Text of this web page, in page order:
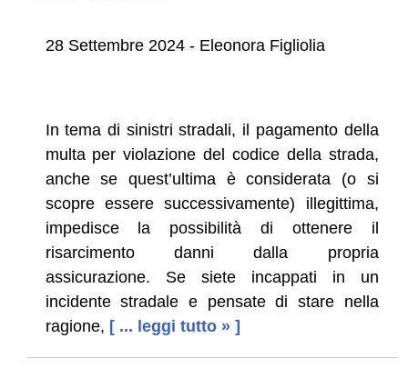
28 Settembre 2024 - Eleonora Figliolia
In tema di sinistri stradali, il pagamento della
multa per violazione del codice della strada,
anche se quest’ultima è considerata (o si
scopre essere successivamente) illegittima,
impedisce la possibilità di ottenere il
risarcimento danni dalla propria
assicurazione. Se siete incappati in un
incidente stradale e pensate di stare nella
ragione, [ ... leggi tutto » ]